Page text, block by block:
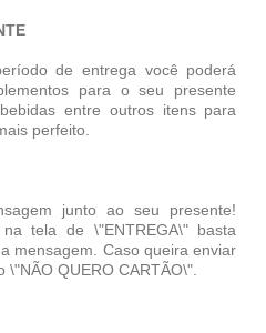
de entrega você poder
para o seu presente
entre outros itens para
perfeito.
junto ao seu presente!
tela de \"ENTREGA\" basta
mensagem. Caso queira enviar
\"NÃO QUERO CARTÃO\".